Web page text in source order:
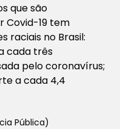
que são
Covid-19 tem
raciais no Brasil:
cada três
pelo coronavírus;
a cada 4,4
Pública)